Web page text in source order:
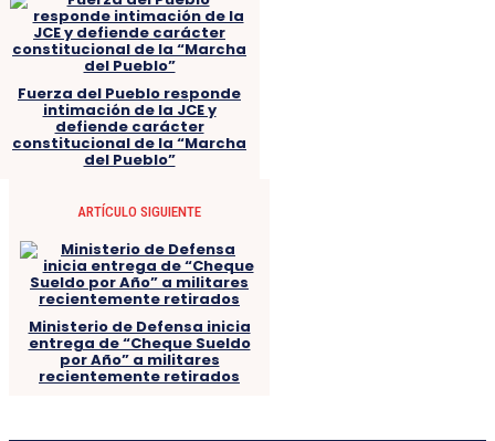
Fuerza del Pueblo responde
intimación de la JCE y
defiende carácter
constitucional de la “Marcha
del Pueblo”
ARTÍCULO SIGUIENTE
Ministerio de Defensa inicia
entrega de “Cheque Sueldo
por Año” a militares
recientemente retirados